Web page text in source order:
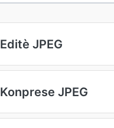
Editè JPEG
Konprese JPEG